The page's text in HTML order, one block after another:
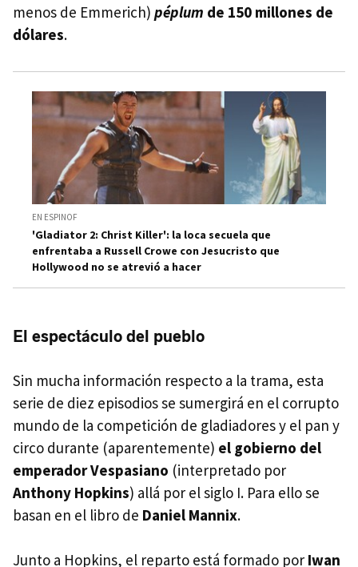
menos de Emmerich) péplum de 150 millones de
dólares.
EN ESPINOF
'Gladiator 2: Christ Killer': la loca secuela que
enfrentaba a Russell Crowe con Jesucristo que
Hollywood no se atrevió a hacer
El espectáculo del pueblo
Sin mucha información respecto a la trama, esta
serie de diez episodios se sumergirá en el corrupto
mundo de la competición de gladiadores y el pan y
circo durante (aparentemente) el gobierno del
emperador Vespasiano (interpretado por
Anthony Hopkins) allá por el siglo I. Para ello se
basan en el libro de Daniel Mannix.
Junto a Hopkins, el reparto está formado por Iwan